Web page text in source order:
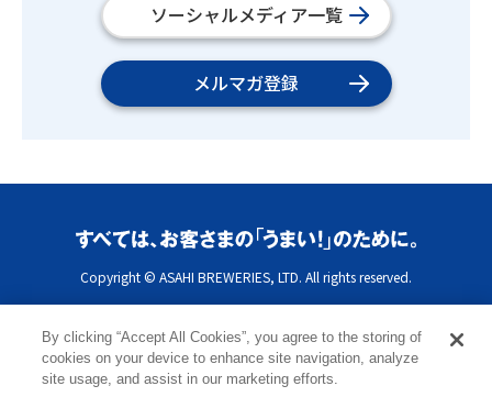
ソーシャルメディア一覧
メルマガ登録
Copyright © ASAHI BREWERIES, LTD. All rights reserved.
By clicking “Accept All Cookies”, you agree to the storing of
cookies on your device to enhance site navigation, analyze
site usage, and assist in our marketing efforts.